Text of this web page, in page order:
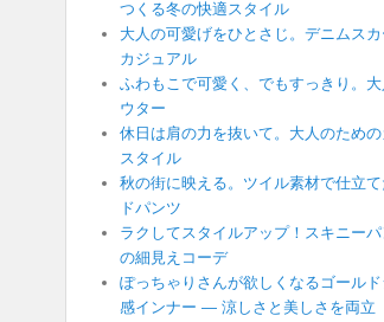
つくる冬の快適スタイル
大人の可愛げをひとさじ。デニムス
カジュアル
ふわもこで可愛く、でもすっきり。
ウター
休日は肩の力を抜いて。大人のため
スタイル
秋の街に映える。ツイル素材で仕立
ドパンツ
ラクしてスタイルアップ！スキニー
の細見えコーデ
ぽっちゃりさんが欲しくなるゴール
感インナー ― 涼しさと美しさを両立